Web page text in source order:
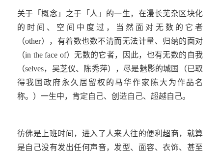
关于「概念」之于「人」的一生，在漫长芜杂区块化
的时间、空间中度过，当然面对无数的它者
（other），有着数也数不清而无法计量、归纳的面对
（in the face of）无数的它者，因此，也有无数的自我
（selves，吴芝仪、陈秀萍），尽是魅影的城国（已取
得我国政府永久居留权的马华作家陈大为作品名
称。）一生中，肯定自己、创造自己、超越自己。
彷佛是上班时间，进入了人来人往的便利超商，就算
是自己没有发出任何声音，发型、面容、衣饰、甚至